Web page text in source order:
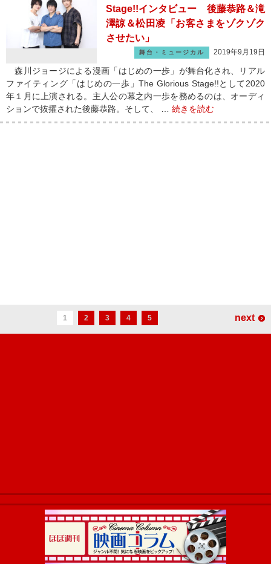
Stage!!インタビュー 後藤恭路＆滝
澤諒＆松田凌「お客さまをゾクゾク
させたい」
舞台・ミュージカル 2019年9月19日
森川ジョージによる漫画「はじめの一歩」が舞台化され、リアル
ファイティング「はじめの一歩」The Glorious Stage!!として2020
年１月に上演される。主人公の幕之内一歩を務めるのは、オーディ
ションで抜擢された後藤恭路。そして、 … 続きを読む
1 2 3 4 5 next